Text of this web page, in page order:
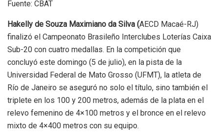
Fuente: CBAT
Hakelly de Souza Maximiano da Silva (AECD Macaé-RJ)
finalizó el Campeonato Brasileño Interclubes Loterías Caixa
Sub-20 con cuatro medallas. En la competición que
concluyó este domingo (5 de julio), en la pista de la
Universidad Federal de Mato Grosso (UFMT), la atleta de
Río de Janeiro se aseguró no solo el título, sino también el
triplete en los 100 y 200 metros, además de la plata en el
relevo femenino de 4×100 metros y el bronce en el relevo
mixto de 4×400 metros con su equipo.